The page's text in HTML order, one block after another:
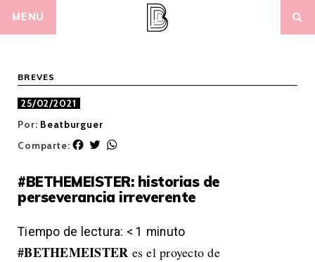
MENU
BREVES
25/02/2021
Por: Beatburguer
Comparte:
F
e
b
o
T
t
t
r
t
s
p
#BETHEMEISTER: historias de
perseverancia irreverente
Tiempo de lectura: < 1 minuto
#BETHEMEISTER es el proyecto de